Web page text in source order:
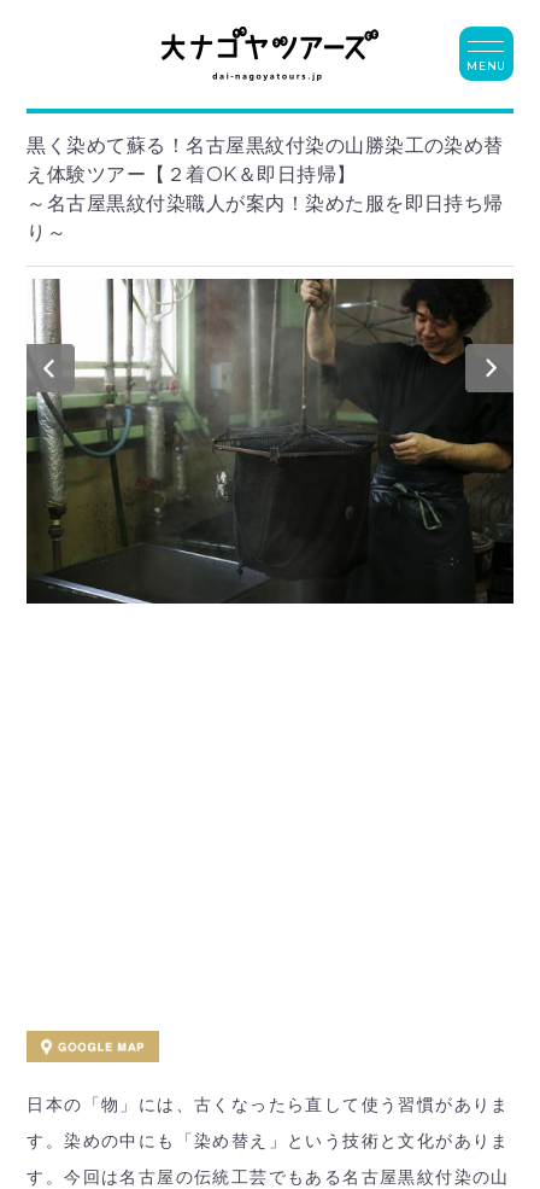
黒く染めて蘇る！名古屋黒紋付染の山勝染工の染め替
え体験ツアー【２着OK＆即日持帰】
～名古屋黒紋付染職人が案内！染めた服を即日持ち帰
り～
日本の「物」には、古くなったら直して使う習慣がありま
す。染めの中にも「染め替え」という技術と文化がありま
す。今回は名古屋の伝統工芸でもある名古屋黒紋付染の山
MENU